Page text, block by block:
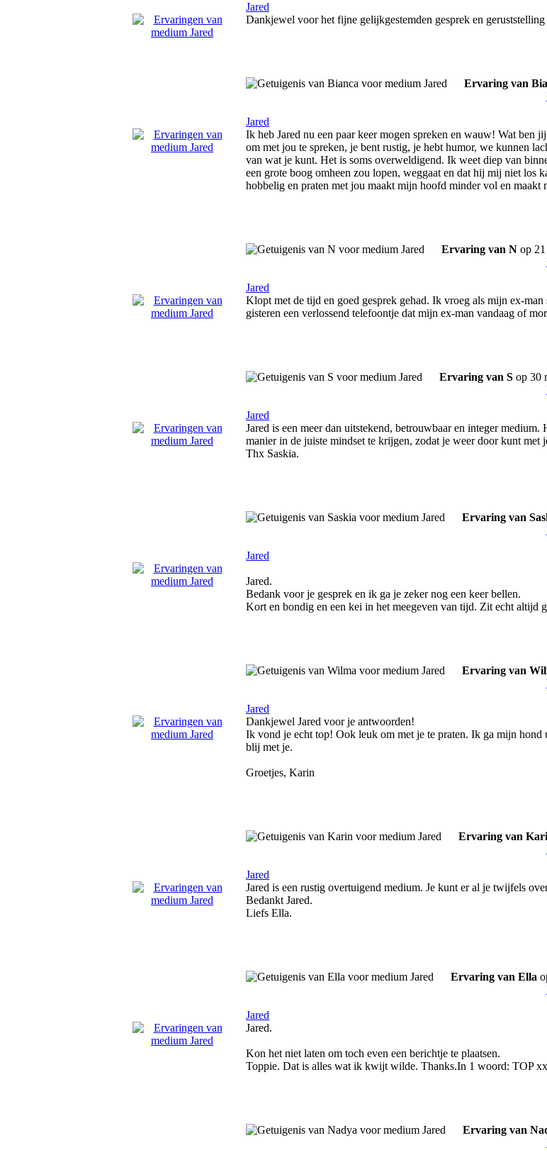
Jared
Dankjewel voor het fijne gelijkgestemden gesprek en
Ervaring van
Jared
Ik heb Jared nu een paar keer mogen spreken en wauw! Wat ben
om met jou te spreken, je bent rustig, je hebt humor, we kunnen
van wat je kunt. Het is soms overweldigend. Ik weet diep van
een grote boog omheen zou lopen, weggaat en dat hij mij niet los
hobbelig en praten met jou maakt mijn hoofd minder vol en
Ervaring van N op
Jared
Klopt met de tijd en goed gesprek gehad. Ik vroeg als mijn ex-
gisteren een verlossend telefoontje dat mijn ex-man vandaag of
Ervaring van S op 30
Jared
Jared is een meer dan uitstekend, betrouwbaar en integer
manier in de juiste mindset te krijgen, zodat je weer door kunt met
Thx Saskia.
Ervaring van
Jared
Jared.
Bedank voor je gesprek en ik ga je zeker nog een keer bellen.
Kort en bondig en een kei in het meegeven van tijd. Zit echt altijd
Ervaring van
Jared
Dankjewel Jared voor je antwoorden!
Ik vond je echt top! Ook leuk om met je te praten. Ik ga mijn
blij met je.
Groetjes, Karin
Ervaring van
Jared
Jared is een rustig overtuigend medium. Je kunt er al je twijfels
Bedankt Jared.
Liefs Ella.
Ervaring van Ella
Jared
Jared.
Kon het niet laten om toch even een berichtje te plaatsen.
Toppie. Dat is alles wat ik kwijt wilde. Thanks.In 1 woord: TOP
Ervaring van